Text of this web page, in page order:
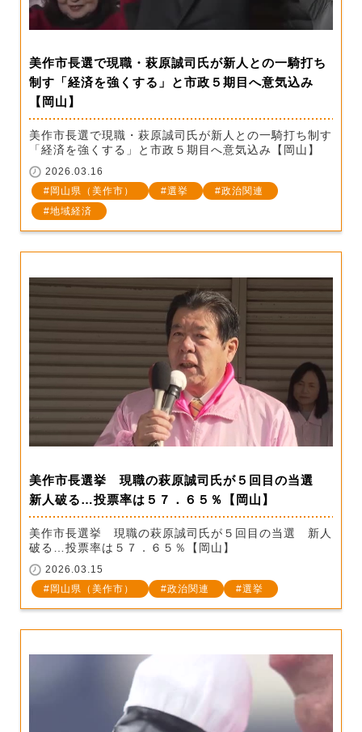
美作市長選で現職・萩原誠司氏が新人との一騎打ち
制す「経済を強くする」と市政５期目へ意気込み
【岡山】
美作市長選で現職・萩原誠司氏が新人との一騎打ち制す
「経済を強くする」と市政５期目へ意気込み【岡山】
2026.03.16
岡山県（美作市）
選挙
政治関連
地域経済
美作市長選挙 現職の萩原誠司氏が５回目の当選
新人破る…投票率は５７．６５％【岡山】
美作市長選挙 現職の萩原誠司氏が５回目の当選 新人
破る…投票率は５７．６５％【岡山】
2026.03.15
岡山県（美作市）
政治関連 選挙